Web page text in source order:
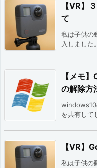
【VR】
て
私は子供の
入しました
【メモ
の解除方
windows10
を共有して
【VR】
私は子供の